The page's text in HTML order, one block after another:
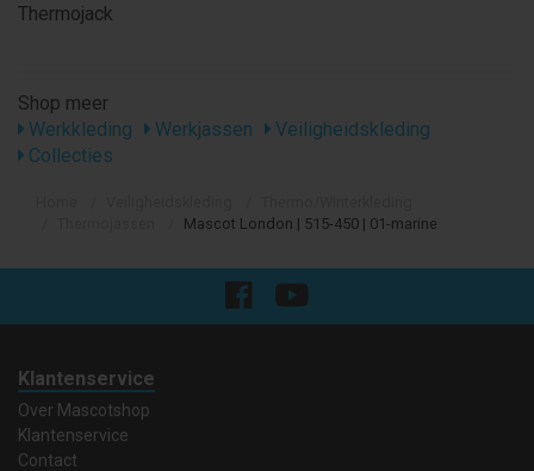
Thermojack
Shop meer
Werkkleding
Werkjassen
Veiligheidskleding
Collecties
Mascot London | 515-450 | 01-marine
Klantenservice
Over Mascotshop
Klantenservice
Contact